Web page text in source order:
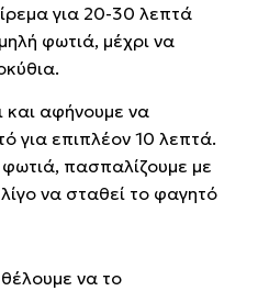
για 20-30 λεπτά
φωτιά, μέχρι να
και αφήνουμε να
για επιπλέον 10 λεπτά.
πασπαλίζουμε με
να σταθεί το φαγητό
να το